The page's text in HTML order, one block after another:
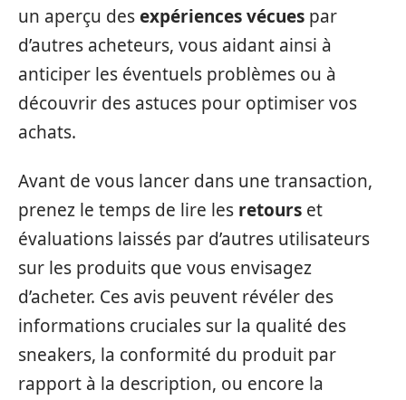
un aperçu desexpériences vécues par
d’autres acheteurs, vous aidant ainsi à
anticiper les éventuels problèmes ou à
découvrir des astuces pour optimiser vos
achats.
Avant de vous lancer dans une transaction,
prenez le temps de lire les retours et
évaluations laissés par d’autres utilisateurs
sur les produits que vous envisagez
d’acheter. Ces avis peuvent révéler des
informations cruciales sur la qualité des
sneakers, la conformité du produit par
rapport à la description, ou encore la